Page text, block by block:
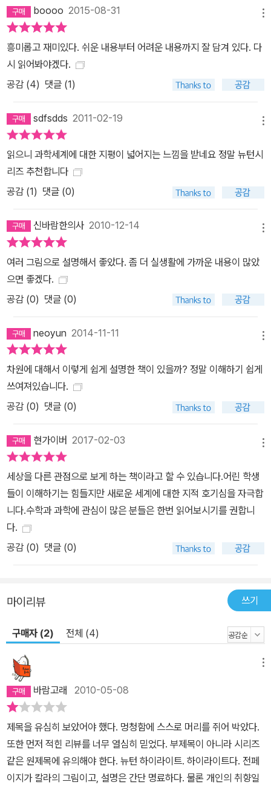
율표》 《양자론》 《뇌와 마음의 구조》 《신비한 수학의 세계》 등 다양
한 자매편들도 서점에서 절찬리에 판매되고 있다.
boooo 2015-08-31
흥미롭고 재미있다. 쉬운 내용부터 어려운 내용까지 잘 담겨 있다. 다
시 읽어봐야겠다.
공감 (4) 댓글 (1)
sdfsdds 2011-02-19
읽으니 과학세계에 대한 지평이 넓어지는 느낌을 받네요 정말 뉴턴시
리즈 추천합니다
공감 (1) 댓글 (0)
신바람한의사 2010-12-14
여러 그림으로 설명해서 좋았다. 좀 더 실생활에 가까운 내용이 많았
으면 좋겠다.
공감 (0) 댓글 (0)
neoyun 2014-11-11
차원에 대해서 이렇게 쉽게 설명한 책이 있을까? 정말 이해하기 쉽게
쓰여져있습니다.
공감 (0) 댓글 (0)
현가이버 2017-02-03
세상을 다른 관점으로 보게 하는 책이라고 할 수 있습니다.어린 학생
들이 이해하기는 힘들지만 새로운 세계에 대한 지적 호기심을 자극합
니다.수학과 과학에 관심이 많은 분들은 한번 읽어보시기를 권합니
다.
공감 (0) 댓글 (0)
마이리뷰 쓰기
구매자 (2) 전체 (4)
바람고래 2010-05-08
제목을 유심히 보았어야 했다. 멍청함에 스스로 머리를 쥐어 박았다.
또한 먼저 적힌 리뷰를 너무 열심히 믿었다. 부제목이 아니라 시리즈
같은 원제목에 유의해야 한다. 뉴턴 하이라이트. 하이라이트다. 전페
이지가 칼라의 그림이고, 설명은 간단 명료하다. 물론 개인의 취향일